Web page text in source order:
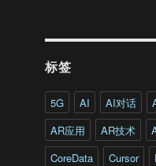
标签
5G AI AI对话
AR应用
AR技术
CoreData
Cursor